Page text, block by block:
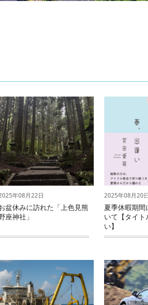
年08月22日
盆休みに訪れた「上色見熊
座神社」
2025年08月20日
夏季休暇期間
いて【タイト
い】